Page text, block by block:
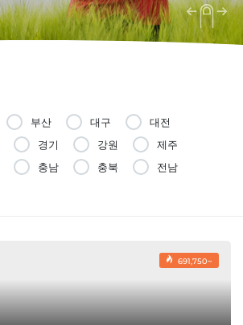
부산 대구
대전
경기 강원
제주
충남 충북
전남
691,750~